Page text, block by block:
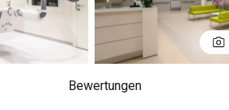
Bewertungen